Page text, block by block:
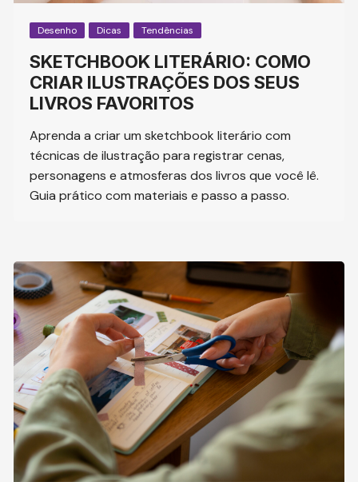
Desenho Dicas Tendências
SKETCHBOOK LITERÁRIO: COMO
CRIAR ILUSTRAÇÕES DOS SEUS
LIVROS FAVORITOS
Aprenda a criar um sketchbook literário com
técnicas de ilustração para registrar cenas,
personagens e atmosferas dos livros que você lê.
Guia prático com materiais e passo a passo.